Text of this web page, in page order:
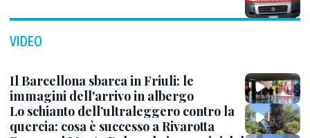
VIDEO
Il Barcellona sbarca in Friuli: le
immagini dell'arrivo in albergo
Lo schianto dell’ultraleggero contro la
quercia: cosa è successo a Rivarotta